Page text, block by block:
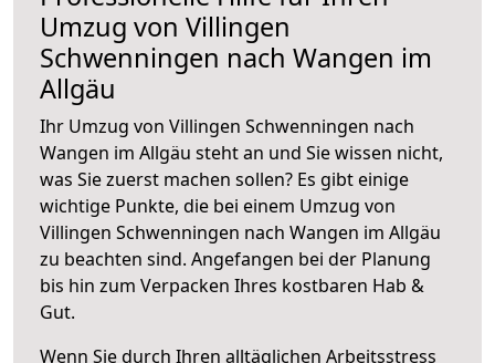
Umzug von Villingen
Schwenningen nach Wangen im
Allgäu
Ihr Umzug von Villingen Schwenningen nach
Wangen im Allgäu steht an und Sie wissen nicht,
was Sie zuerst machen sollen? Es gibt einige
wichtige Punkte, die bei einem Umzug von
Villingen Schwenningen nach Wangen im Allgäu
zu beachten sind. Angefangen bei der Planung
bis hin zum Verpacken Ihres kostbaren Hab &
Gut.
Wenn Sie durch Ihren alltäglichen Arbeitsstress